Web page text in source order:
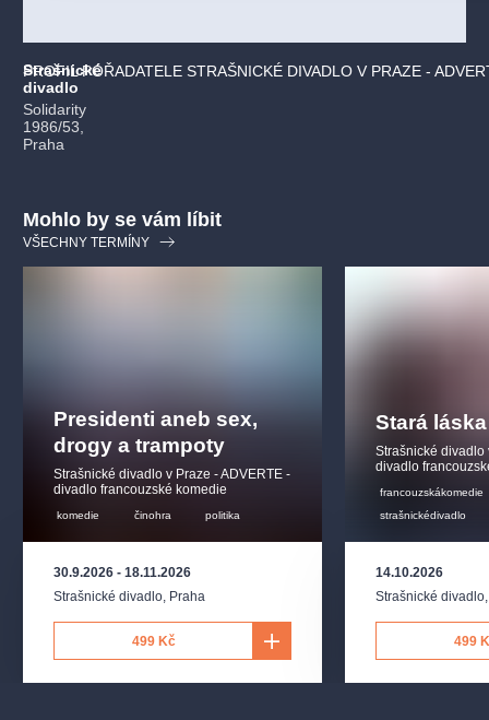
Strašnické
divadlo
Solidarity
1986/53,
Praha
PROFIL POŘADATELE STRAŠNICKÉ DIVADLO V PRAZE -
Mohlo by se vám líbit
VŠECHNY TERMÍNY
Presidenti aneb sex,
drogy a trampoty
Strašnické divadlo v Praze - ADVERTE -
divadlo francouzské komedie
komedie činohra politika
30.9.2026 - 18.11.2026
Strašnické divadlo, Praha
499 Kč
Stará
Strašnické divadlo
divadlo
francouzskákomedie
strašnickédivadlo
14.10.2026
Strašnické divadlo
499